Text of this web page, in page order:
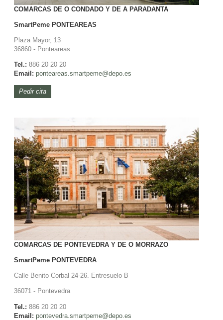
COMARCAS DE O CONDADO Y DE A PARADANTA
SmartPeme PONTEAREAS
Plaza Mayor, 13
36860 - Ponteareas
Tel.: 886 20 20 20
Email: ponteareas.smartpeme@depo.es
Pedir cita
COMARCAS DE PONTEVEDRA Y DE O MORRAZO
SmartPeme PONTEVEDRA
Calle Benito Corbal 24-26. Entresuelo B
36071 - Pontevedra
Tel.: 886 20 20 20
Email: pontevedra.smartpeme@depo.es